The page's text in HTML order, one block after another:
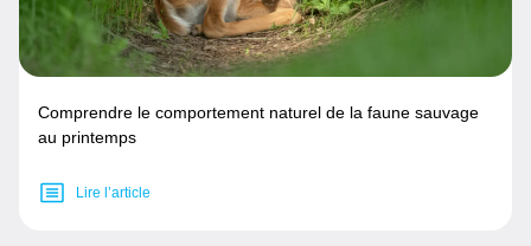
Comprendre le comportement naturel de la faune sauvage
au printemps
Lire l’article